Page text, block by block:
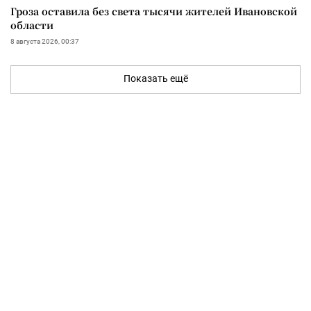
Гроза оставила без света тысячи жителей Ивановской
области
8 августа 2026, 00:37
Показать ещё